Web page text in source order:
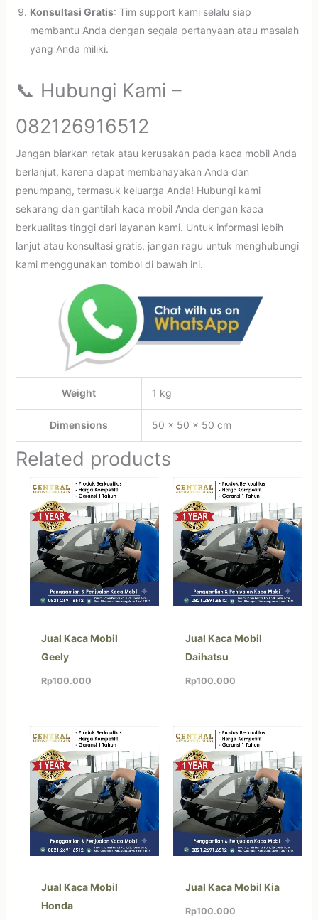
Konsultasi Gratis: Tim support kami selalu siap
membantu Anda dengan segala pertanyaan atau masalah
yang Anda miliki.
📞 Hubungi Kami –
082126916512
Jangan biarkan retak atau kerusakan pada kaca mobil Anda
berlanjut, karena dapat membahayakan Anda dan
penumpang, termasuk keluarga Anda! Hubungi kami
sekarang dan gantilah kaca mobil Anda dengan kaca
berkualitas tinggi dari layanan kami. Untuk informasi lebih
lanjut atau konsultasi gratis, jangan ragu untuk menghubungi
kami menggunakan tombol di bawah ini.
Weight 1 kg
Dimensions 50 × 50 × 50 cm
Related products
Jual Kaca Mobil
Geely
Rp100.000
Jual Kaca Mobil
Daihatsu
Rp100.000
Jual Kaca Mobil
Honda
Jual Kaca Mobil Kia
Rp100.000